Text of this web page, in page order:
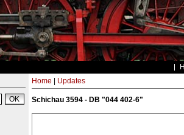
Home Updates
Schichau 3594 - DB "044 402-6"